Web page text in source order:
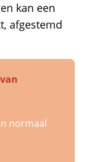
kan een
afgestemd
normaal